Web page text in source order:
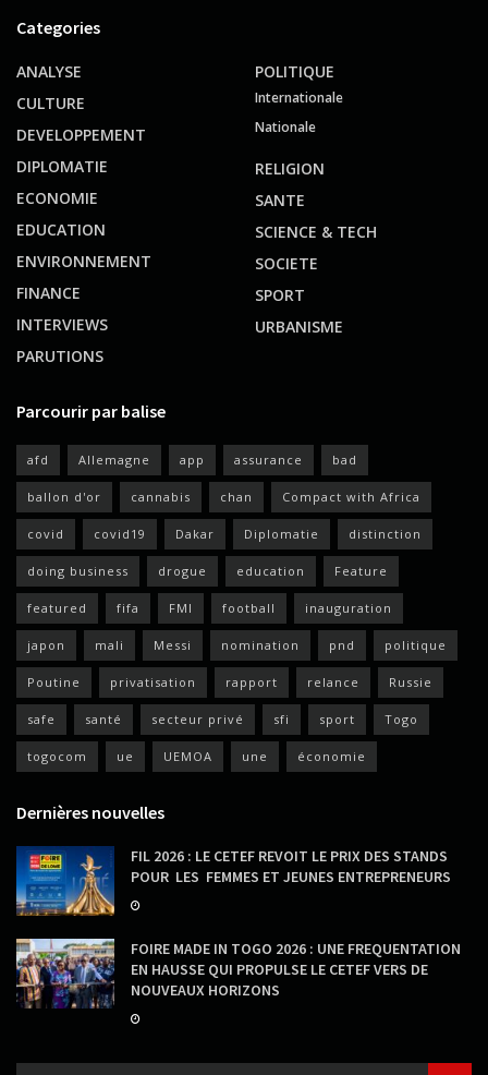
Categories
ANALYSE
CULTURE
DEVELOPPEMENT
DIPLOMATIE
ECONOMIE
EDUCATION
ENVIRONNEMENT
FINANCE
INTERVIEWS
PARUTIONS
POLITIQUE
Internationale
Nationale
RELIGION
SANTE
SCIENCE & TECH
SOCIETE
SPORT
URBANISME
Parcourir par balise
afd Allemagne app assurance bad
ballon d'or cannabis chan Compact with Africa
covid covid19 Dakar Diplomatie distinction
doing business drogue education Feature
featured fifa FMI football inauguration
japon mali Messi nomination pnd politique
Poutine privatisation rapport relance Russie
safe santé secteur privé sfi sport Togo
togocom ue UEMOA une économie
Dernières nouvelles
FIL 2026 : LE CETEF REVOIT LE PRIX DES STANDS
POUR LES FEMMES ET JEUNES ENTREPRENEURS
FOIRE MADE IN TOGO 2026 : UNE FREQUENTATION
EN HAUSSE QUI PROPULSE LE CETEF VERS DE
NOUVEAUX HORIZONS